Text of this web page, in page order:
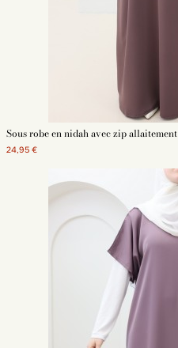
Sous robe en nidah avec zip allaitement
24,95 €